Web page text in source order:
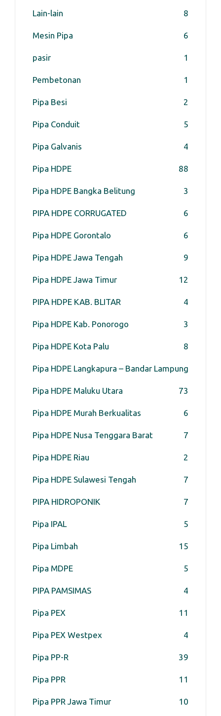
Lain-lain 8
Mesin Pipa 6
pasir 1
Pembetonan 1
Pipa Besi 2
Pipa Conduit 5
Pipa Galvanis 4
Pipa HDPE 88
Pipa HDPE Bangka Belitung 3
PIPA HDPE CORRUGATED 6
Pipa HDPE Gorontalo 6
Pipa HDPE Jawa Tengah 9
Pipa HDPE Jawa Timur 12
PIPA HDPE KAB. BLITAR 4
Pipa HDPE Kab. Ponorogo 3
Pipa HDPE Kota Palu 8
Pipa HDPE Langkapura – Bandar Lampung
3
Pipa HDPE Maluku Utara 7
Pipa HDPE Murah Berkualitas 6
Pipa HDPE Nusa Tenggara Barat 7
Pipa HDPE Riau 2
Pipa HDPE Sulawesi Tengah 7
PIPA HIDROPONIK 7
Pipa IPAL 5
Pipa Limbah 15
Pipa MDPE 5
PIPA PAMSIMAS 4
Pipa PEX 11
Pipa PEX Westpex 4
Pipa PP-R 39
Pipa PPR 11
Pipa PPR Jawa Timur 10